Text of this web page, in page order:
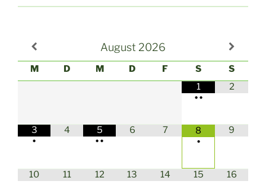
August 2026
M D M D F S
S
1
••
2
3
•
4
5
••
6 7
8
•
9
10 11 12 13 14 15 16